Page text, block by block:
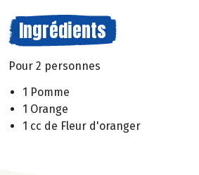
Ingrédients
Pour 2 personnes
1 Pomme
1 Orange
1 cc de Fleur d'oranger